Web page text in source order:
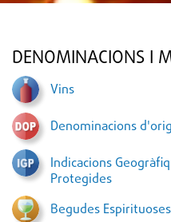
DENOMINACIONS I
Vins
Denominacions
Indicacions
Protegides
Begudes Espirituoses